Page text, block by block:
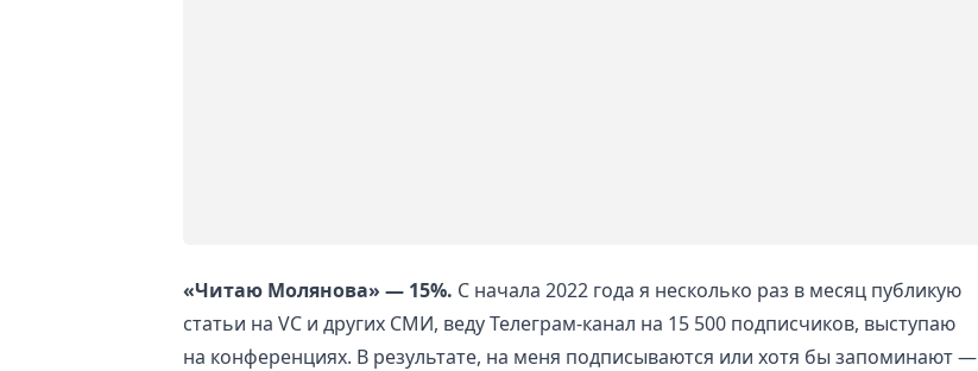
«Читаю Молянова» — 15%. С начала 2022 года я несколько раз в месяц публикую
статьи на VC и других СМИ, веду Телеграм-канал на 15 500 подписчиков, выступаю
на конференциях. В результате, на меня подписываются или хотя бы запоминают —